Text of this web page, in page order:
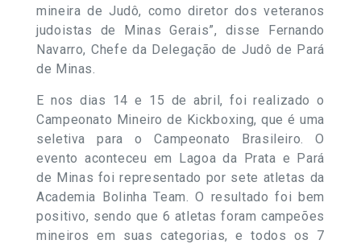
mineira de Judô, como diretor dos veteranos
judoistas de Minas Gerais”, disse Fernando
Navarro, Chefe da Delegação de Judô de Pará
de Minas.
E nos dias 14 e 15 de abril, foi realizado o
Campeonato Mineiro de Kickboxing, que é uma
seletiva para o Campeonato Brasileiro. O
evento aconteceu em Lagoa da Prata e Pará
de Minas foi representado por sete atletas da
Academia Bolinha Team. O resultado foi bem
positivo, sendo que 6 atletas foram campeões
mineiros em suas categorias, e todos os 7